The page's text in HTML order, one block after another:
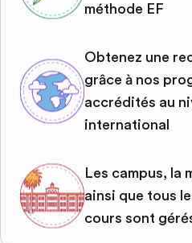
méthode EF
Obtenez une
grâce à nos
accrédités au
international
Les campus, la
ainsi que tous
cours sont